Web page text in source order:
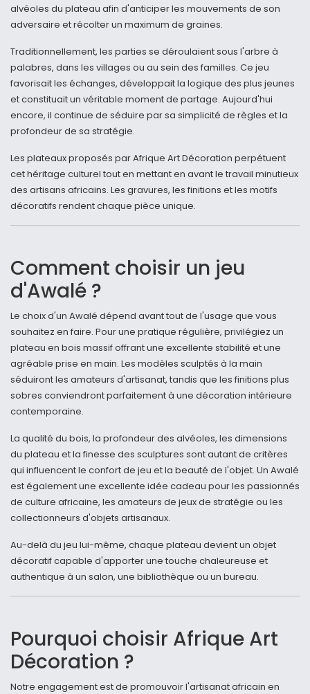
alvéoles du plateau afin d'anticiper les mouvements de son
adversaire et récolter un maximum de graines.
Traditionnellement, les parties se déroulaient sous l'arbre à
palabres, dans les villages ou au sein des familles. Ce jeu
favorisait les échanges, développait la logique des plus jeunes
et constituait un véritable moment de partage. Aujourd'hui
encore, il continue de séduire par sa simplicité de règles et la
profondeur de sa stratégie.
Les plateaux proposés par Afrique Art Décoration perpétuent
cet héritage culturel tout en mettant en avant le travail minutieux
des artisans africains. Les gravures, les finitions et les motifs
décoratifs rendent chaque pièce unique.
Comment choisir un jeu
d'Awalé ?
Le choix d'un Awalé dépend avant tout de l'usage que vous
souhaitez en faire. Pour une pratique régulière, privilégiez un
plateau en bois massif offrant une excellente stabilité et une
agréable prise en main. Les modèles sculptés à la main
séduiront les amateurs d'artisanat, tandis que les finitions plus
sobres conviendront parfaitement à une décoration intérieure
contemporaine.
La qualité du bois, la profondeur des alvéoles, les dimensions
du plateau et la finesse des sculptures sont autant de critères
qui influencent le confort de jeu et la beauté de l'objet. Un Awalé
est également une excellente idée cadeau pour les passionnés
de culture africaine, les amateurs de jeux de stratégie ou les
collectionneurs d'objets artisanaux.
Au-delà du jeu lui-même, chaque plateau devient un objet
décoratif capable d'apporter une touche chaleureuse et
authentique à un salon, une bibliothèque ou un bureau.
Pourquoi choisir Afrique Art
Décoration ?
Notre engagement est de promouvoir l'artisanat africain en